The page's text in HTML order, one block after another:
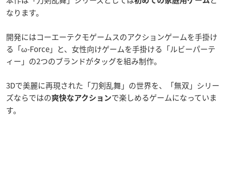
なります。
開発にはコーエーテクモゲームスのアクションゲームを手掛け
る「ω-Force」と、女性向けゲームを手掛ける「ルビーパーテ
ィー」の2つのブランドがタッグを組み制作。
3Dで美麗に再現された「刀剣乱舞」の世界を、「無双」シリー
ズならではの爽快なアクションで楽しめるゲームになっていま
す。